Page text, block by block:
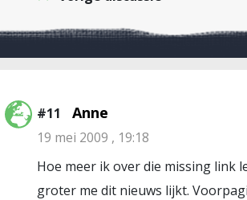
#11 Anne
19 mei 2009 , 19:18
Hoe meer ik over die missing link
groter me dit nieuws lijkt.